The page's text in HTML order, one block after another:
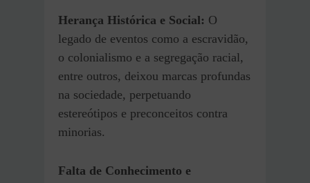
Herança Histórica e Social: O
legado de eventos como a escravidão,
o colonialismo e a segregação racial,
entre outros, deixou marcas profundas
na sociedade, perpetuando
estereótipos e preconceitos contra
minorias.
Falta de Conhecimento e